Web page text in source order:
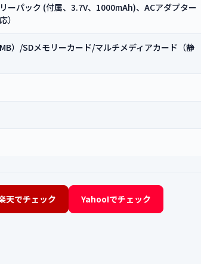
ーパック (付属、3.7V、1000mAh)、ACアダプター
）
）/SDメモリーカード/マルチメディアカード（静
天でチェック Yahoo!でチェック